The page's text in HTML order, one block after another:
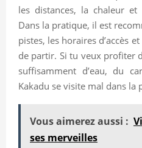
les distances, la chaleur
Dans la pratique, il est
pistes, les horaires d’accès
de partir. Si tu veux profiter
suffisamment d’eau, du
Kakadu se visite mal dans la
Vous aimerez aussi :
ses merveilles